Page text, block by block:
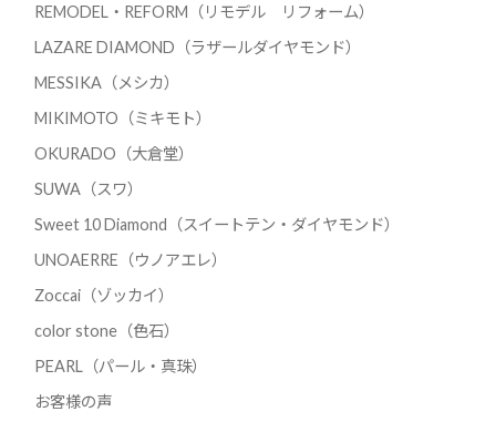
REMODEL・REFORM（リモデル リフォーム）
LAZARE DIAMOND（ラザールダイヤモンド）
MESSIKA（メシカ）
MIKIMOTO（ミキモト）
OKURADO（大倉堂）
SUWA（スワ）
Sweet 10 Diamond（スイートテン・ダイヤモンド）
UNOAERRE（ウノアエレ）
Zoccai（ゾッカイ）
color stone（色石）
PEARL（パール・真珠）
お客様の声